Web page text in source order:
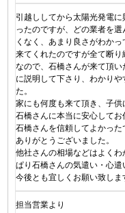
引越ししてから太陽光発電
ったのですが、どの業者を
くなく、あまり良さがわか
来てくれたのですが全て断り
なので、石橋さんが来て頂
に説明して下さり、わかり
た。
家にも何度も来て頂き、子供
石橋さんに本当に安心してお
石橋さんを信頼してよかった
ありがとうございました。
他社さんの相場などはよく
ぱり石橋さんの気遣い・心遣
今後とも宜しくお願い致しま
担当営業より